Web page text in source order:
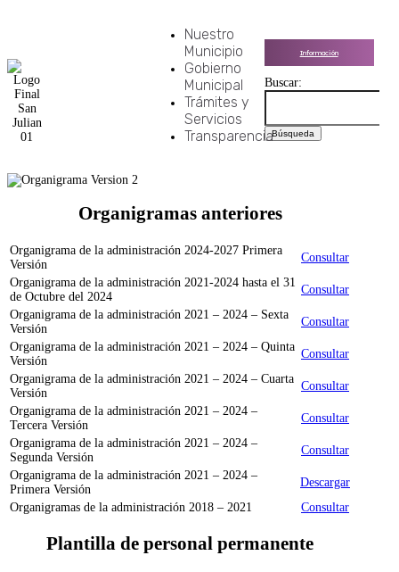
Nuestro
Municipio
Gobierno
Municipal
Trámites y
Servicios
Transparencia
Información
Buscar:
Organigramas anteriores
Organigrama de la administración 2024-2027 Primera
Versión
Consultar
Organigrama de la administración 2021-2024 hasta el 31
de Octubre del 2024
Consultar
Organigrama de la administración 2021 – 2024 – Sexta
Versión
Consultar
Organigrama de la administración 2021 – 2024 – Quinta
Versión
Consultar
Organigrama de la administración 2021 – 2024 – Cuarta
Versión
Consultar
Organigrama de la administración 2021 – 2024 –
Tercera Versión
Consultar
Organigrama de la administración 2021 – 2024 –
Segunda Versión
Consultar
Organigrama de la administración 2021 – 2024 –
Primera Versión
Descargar
Organigramas de la administración 2018 – 2021
Consultar
Plantilla de personal permanente